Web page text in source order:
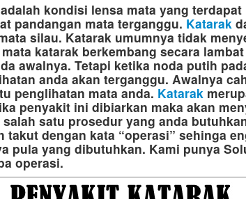
adalah kondisi lensa mata yang
pandangan mata terganggu. Katarak
silau. Katarak umumnya tidak
katarak berkembang secara
awalnya. Tetapi ketika noda putih
anda akan terganggu. Awalnya
penglihatan mata anda. Katarak
penyakit ini dibiarkan maka akan
satu prosedur yang anda
takut dengan kata “operasi” sehinga
pula yang dibutuhkan. Kami punya
operasi.